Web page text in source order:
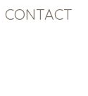
CONTACT